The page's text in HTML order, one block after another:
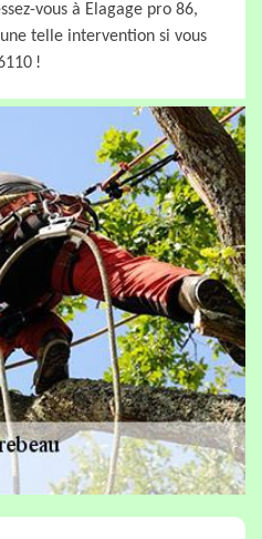
vous à Elagage pro 86,
telle intervention si vous
!